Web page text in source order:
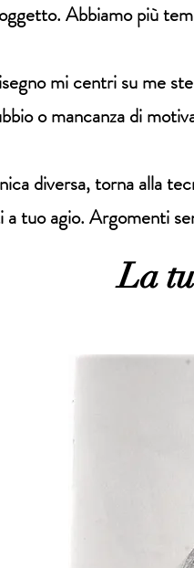
Abbiamo più
mi centri su me
o mancanza di
diversa, torna alla
a tuo agio. Argomenti
La